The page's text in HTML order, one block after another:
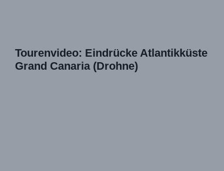
Tourenvideo: Eindrücke Atlantikküste
Grand Canaria (Drohne)